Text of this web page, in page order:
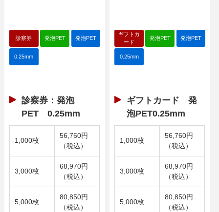
診察券 発泡PET 発泡PET
0.25mm
診察券：発泡
PET 0.25mm
1,000枚
56,760円
（税込）
3,000枚
68,970円
（税込）
5,000枚
80,850円
（税込）
ギフトカ
ード
発泡PET 発泡PET
0.25mm
ギフトカード 発
泡PET0.25mm
1,000枚
56,760円
（税込）
3,000枚
68,970円
（税込）
5,000枚
80,850円
（税込）